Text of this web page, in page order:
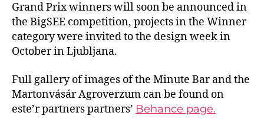
Grand Prix winners will soon be announced in
the BigSEE competition, projects in the Winner
category were invited to the design week in
October in Ljubljana.
Full gallery of images of the Minute Bar and the
Martonvásár Agroverzum can be found on
este’r partners partners’ Behance page.